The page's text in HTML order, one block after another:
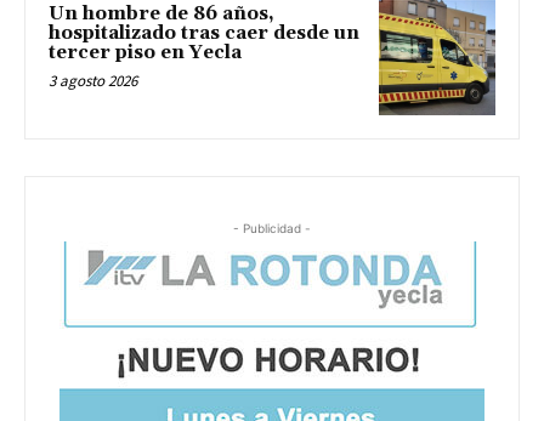
Un hombre de 86 años,
hospitalizado tras caer desde un
tercer piso en Yecla
3 agosto 2026
- Publicidad -